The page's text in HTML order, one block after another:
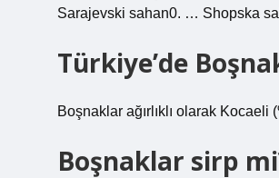
Sarajevski sahan0. … Shopska
Türkiye’de
Boşnaklar ağırlıklı olarak
Boşnaklar sirp